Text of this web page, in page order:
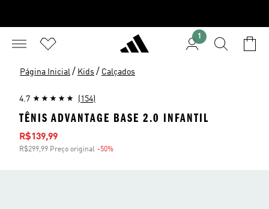
1
Página Inicial / Kids / Calçados
4.7 (154)
TÊNIS ADVANTAGE BASE 2.0 INFANTIL
Preço com desconto
R$139,99
R$299,99 Preço original -50%